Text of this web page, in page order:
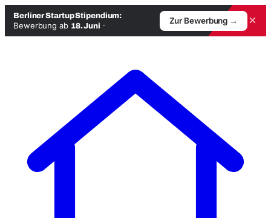
Berliner Startup Stipendium:
Bewerbung ab 18. Juni ·
Zur Bewerbung → ×